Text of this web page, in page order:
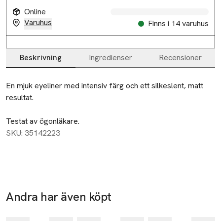
Online
Varuhus
Finns i 14 varuhus
Beskrivning Ingredienser Recensioner
Beskrivning
En mjuk eyeliner med intensiv färg och ett silkeslent, matt
resultat.
Testat av ögonläkare.
SKU: 35142223
Andra har även köpt